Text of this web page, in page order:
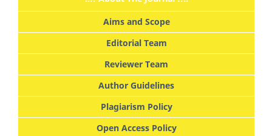
Aims and Scope
Editorial Team
Reviewer Team
Author Guidelines
Plagiarism Policy
Open Access Policy